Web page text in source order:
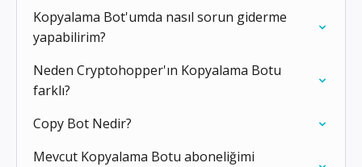
Kopyalama Bot'umda nasıl sorun giderme
yapabilirim?
Neden Cryptohopper'ın Kopyalama Botu
farklı?
Copy Bot Nedir?
Mevcut Kopyalama Botu aboneliğimi